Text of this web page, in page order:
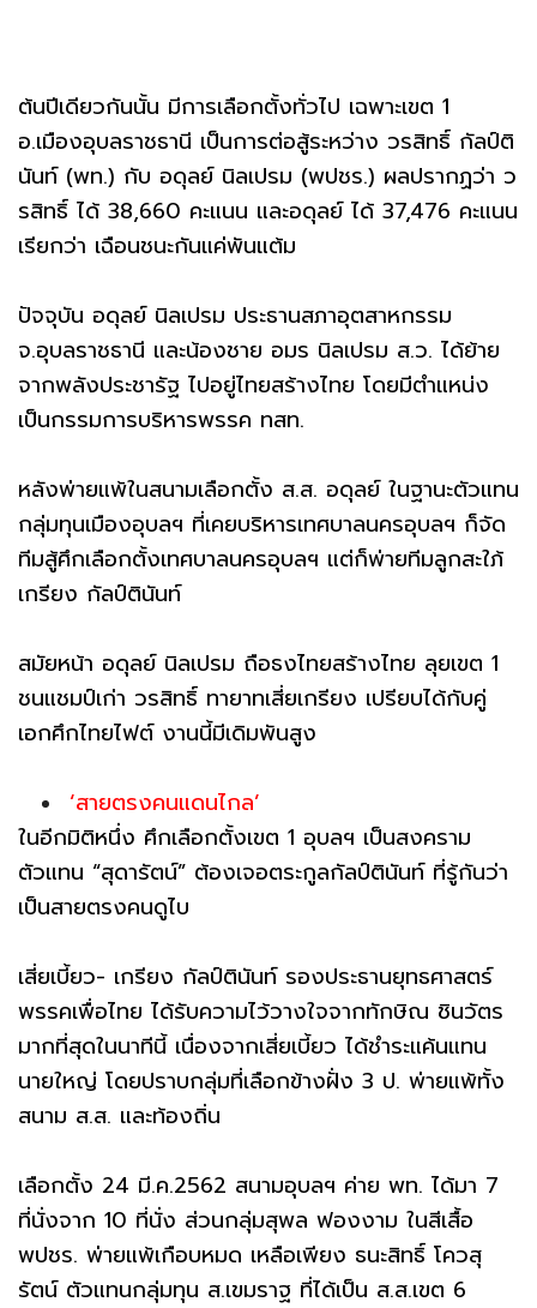
ต้นปีเดียวกันนั้น มีการเลือกตั้งทั่วไป เฉพาะเขต 1
อ.เมืองอุบลราชธานี เป็นการต่อสู้ระหว่าง วรสิทธิ์ กัลป์ติ
นันท์ (พท.) กับ อดุลย์ นิลเปรม (พปชร.) ผลปรากฏว่า ว
รสิทธิ์ ได้ 38,660 คะแนน และอดุลย์ ได้ 37,476 คะแนน
เรียกว่า เฉือนชนะกันแค่พันแต้ม
ปัจจุบัน อดุลย์ นิลเปรม ประธานสภาอุตสาหกรรม
จ.อุบลราชธานี และน้องชาย อมร นิลเปรม ส.ว. ได้ย้าย
จากพลังประชารัฐ ไปอยู่ไทยสร้างไทย โดยมีตำแหน่ง
เป็นกรรมการบริหารพรรค ทสท.
หลังพ่ายแพ้ในสนามเลือกตั้ง ส.ส. อดุลย์ ในฐานะตัวแทน
กลุ่มทุนเมืองอุบลฯ ที่เคยบริหารเทศบาลนครอุบลฯ ก็จัด
ทีมสู้ศึกเลือกตั้งเทศบาลนครอุบลฯ แต่ก็พ่ายทีมลูกสะใภ้
เกรียง กัลป์ตินันท์
สมัยหน้า อดุลย์ นิลเปรม ถือธงไทยสร้างไทย ลุยเขต 1
ชนแชมป์เก่า วรสิทธิ์ ทายาทเสี่ยเกรียง เปรียบได้กับคู่
เอกศึกไทยไฟต์ งานนี้มีเดิมพันสูง
‘สายตรงคนแดนไกล’
ในอีกมิติหนึ่ง ศึกเลือกตั้งเขต 1 อุบลฯ เป็นสงคราม
ตัวแทน “สุดารัตน์” ต้องเจอตระกูลกัลป์ตินันท์ ที่รู้กันว่า
เป็นสายตรงคนดูไบ
เสี่ยเบี้ยว- เกรียง กัลป์ตินันท์ รองประธานยุทธศาสตร์
พรรคเพื่อไทย ได้รับความไว้วางใจจากทักษิณ ชินวัตร
มากที่สุดในนาทีนี้ เนื่องจากเสี่ยเบี้ยว ได้ชำระแค้นแทน
นายใหญ่ โดยปราบกลุ่มที่เลือกข้างฝั่ง 3 ป. พ่ายแพ้ทั้ง
สนาม ส.ส. และท้องถิ่น
เลือกตั้ง 24 มี.ค.2562 สนามอุบลฯ ค่าย พท. ได้มา 7
ที่นั่งจาก 10 ที่นั่ง ส่วนกลุ่มสุพล ฟองงาม ในสีเสื้อ
พปชร. พ่ายแพ้เกือบหมด เหลือเพียง ธนะสิทธิ์ โควสุ
รัตน์ ตัวแทนกลุ่มทุน ส.เขมราฐ ที่ได้เป็น ส.ส.เขต 6